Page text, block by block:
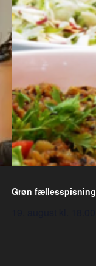
Grøn fællesspisning